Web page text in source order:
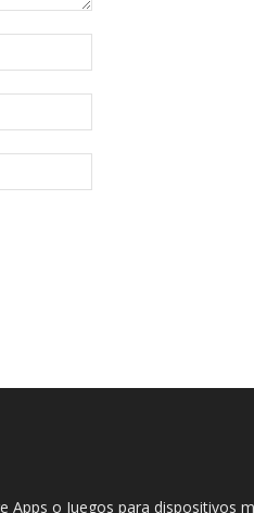
o Juegos para dispositivos